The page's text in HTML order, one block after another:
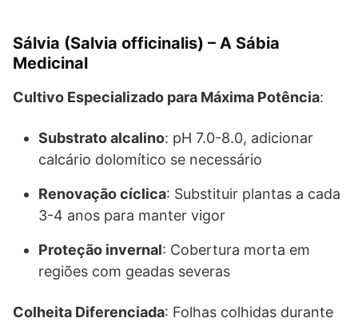
Sálvia (Salvia officinalis) – A Sábia
Medicinal
Cultivo Especializado para Máxima Potência:
Substrato alcalino: pH 7.0-8.0, adicionar
calcário dolomítico se necessário
Renovação cíclica: Substituir plantas a cada
3-4 anos para manter vigor
Proteção invernal: Cobertura morta em
regiões com geadas severas
Colheita Diferenciada: Folhas colhidas durante